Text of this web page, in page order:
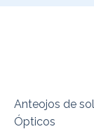
Anteojos de sol
Ópticos